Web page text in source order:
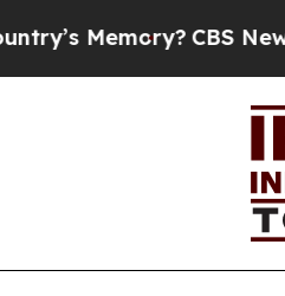
News Reverses